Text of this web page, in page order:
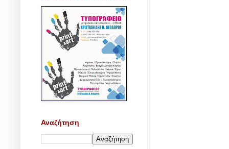
Αναζήτηση